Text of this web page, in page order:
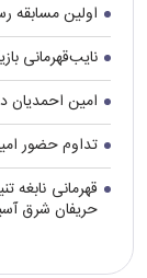
اولین مسابقه
نایب‌قهرمانی
امین احمدیان
تداوم حضور
قهرمانی نابغه
حریفان شرق